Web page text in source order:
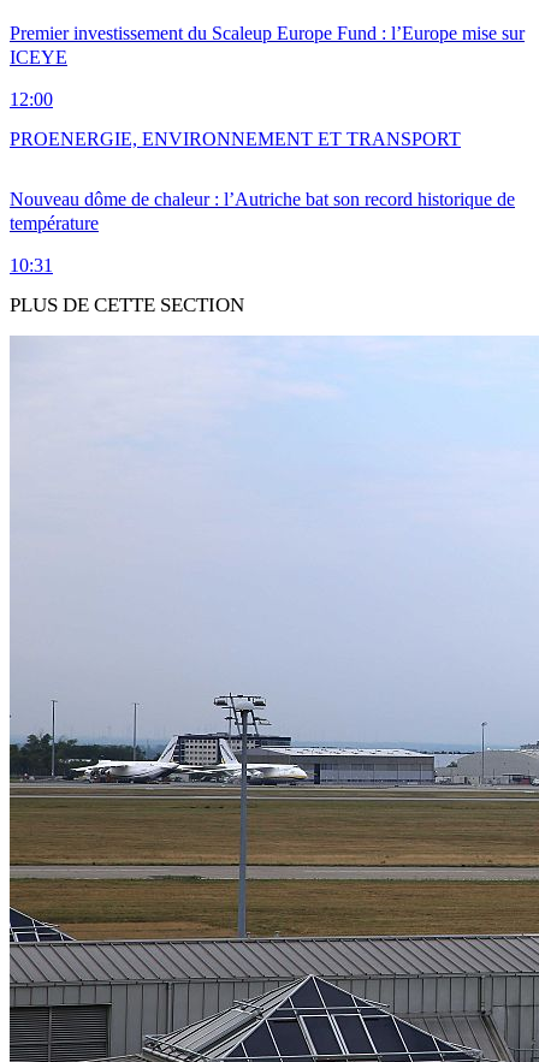
Premier investissement du Scaleup Europe Fund : l’Europe mise sur
ICEYE
12:00
Nouveau dôme de chaleur : l’Autriche bat son record historique de
température
10:31
PROENERGIE, ENVIRONNEMENT ET TRANSPORT
PLUS DE CETTE SECTION